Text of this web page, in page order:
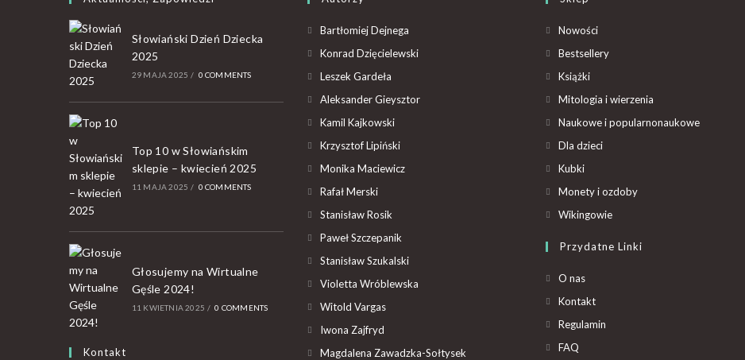
Słowiański Dzień Dziecka
2025
29 MAJA 2025 / 0 COMMENTS
Top 10 w Słowiańskim
sklepie – kwiecień 2025
11 MAJA 2025 / 0 COMMENTS
Głosujemy na Wirtualne
Gęśle 2024!
11 KWIETNIA 2025 / 0 COMMENTS
Kontakt
Bartłomiej Dejnega
Konrad Dzięcielewski
Leszek Gardeła
Aleksander Gieysztor
Kamil Kajkowski
Krzysztof Lipiński
Monika Maciewicz
Rafał Merski
Stanisław Rosik
Paweł Szczepanik
Stanisław Szukalski
Violetta Wróblewska
Witold Vargas
Iwona Zajfryd
Magdalena Zawadzka-Sołtysek
Nowości
Bestsellery
Książki
Mitologia i wierzenia
Naukowe i popularnonaukowe
Dla dzieci
Kubki
Monety i ozdoby
Wikingowie
Przydatne Linki
O nas
Kontakt
Regulamin
FAQ